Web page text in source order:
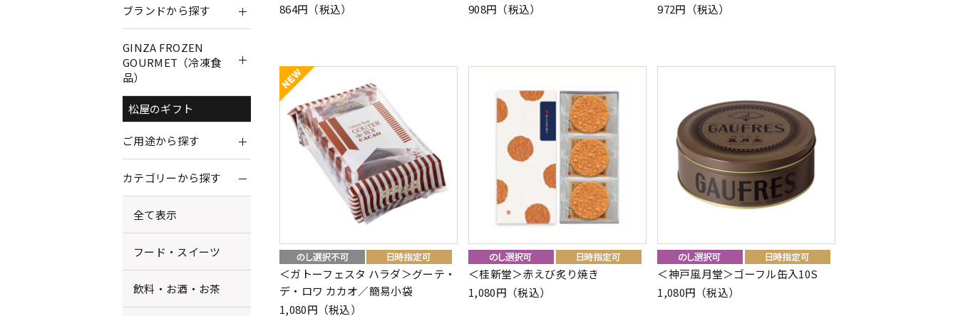
ブランドから探す
GINZA FROZEN
GOURMET（冷凍食
品）
松屋のギフト
ご用途から探す
カテゴリーから探す
全て表示
フード・スイーツ
飲料・お酒・お茶
864円（税込）
908円（税込）
972円（税込）
＜ガトーフェスタ ハラダ＞グーテ・
デ・ロワ カカオ／簡易小袋
1,080円（税込）
＜桂新堂＞赤えび炙り焼き
1,080円（税込）
＜神戸風月堂＞ゴーフル缶入10S
1,080円（税込）